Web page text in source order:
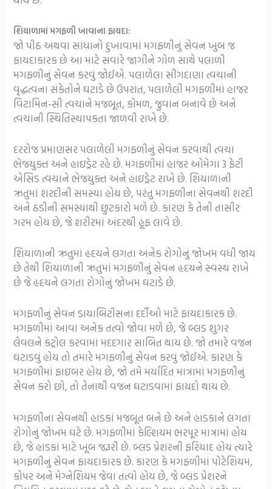
શિયાળામાં મગફળી ખાવાના ફાયદા:
જો પીઠ અથવા સાંધાનો દુખાવામાં મગફળીનું સેવન ખુબ જ
ફાયદાકારક છે આ માટે સવારે જાગીને ગોળ સાથે પલાળી
મગફળીનું સેવન કરવું જોઈએ.પલાળેલા સીંગદાણા ત્વચાની
વૃદ્ધત્વના સંકેતોને ઘટાડે છે ઉપરાંત, પલાળેલી મગફળીમાં હાજર
વિટામિન-સી ત્વચાને મજબૂત, કોમળ, જુવાન બનાવે છે અને
ત્વચાની સ્થિતિસ્થાપકતા જાળવી રાખે છે.
દરરોજ પ્રમાણસર પલાળેલી મગફળીનું સેવન કરવાથી ત્વચા
ભેજયુક્ત અને હાઇડ્રેટ રહે છે. મગફળીમાં હાજર ઓમેગા 3 ફેટી
એસિડ ત્વચાને ભેજયુક્ત અને હાઇડ્રેટ રાખે છે. શિયાળાની
ઋતુમાં શરદીની સમસ્યા હોય છે, પરંતુ મગફળીના સેવનથી શરદી
અને ઠંડીની સમસ્યાથી છુટકારો મળે છે. કારણ કે તેની તાસીર
ગરમ હોય છે, જે શરીરમાં અંદરથી હૂંફ લાવે છે.
શિયાળાની ઋતુમાં હૃદયને લગતા અનેક રોગોનું જોખમ વધી જાય
છે તેથી શિયાળાની ઋતુમાં મગફળીનું સેવન હૃદયને સ્વસ્થ રાખે
છે જે હૃદયને લગતા રોગોનું જોખમ ઘટાડે છે.
મગફળીનું સેવન ડાયાબિટીસના દર્દીઓ માટે ફાયદાકારક છે.
મગફળીમાં આવા અનેક તત્વો જોવા મળે છે, જે બ્લડ શુગર
લેવલને કંટ્રોલ કરવામાં મદદગાર સાબિત થાય છે. જો તમારે વજન
ઘટાડવું હોય તો તમારે મગફળીનું સેવન કરવું જોઈએ. કારણ કે
મગફળીમાં ફાઇબર હોય છે, જો તમે મર્યાદિત માત્રામાં મગફળીનું
સેવન કરો છો, તો તેનાથી વજન ઘટાડવામાં ફાયદો થાય છે.
મગફળીના સેવનથી હાડકાં મજબૂત બને છે અને હાડકાને લગતા
રોગોનું જોખમ ઘટે છે. મગફળીમાં કેલ્શિયમ ભરપૂર માત્રામાં હોય
છે, જે હાડકાં માટે ખૂબ જરૂરી છે. બ્લડ પ્રેશરની ફરિયાદ હોય ત્યારે
મગફળીનું સેવન ફાયદાકારક છે. કારણ કે મગફળીમાં પોટેશિયમ,
કોપર અને મેગ્નેશિયમ જેવા તત્વો હોય છે, જે બ્લડ પ્રેશરને